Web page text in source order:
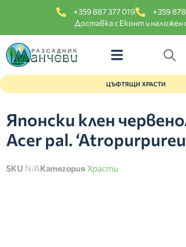
+359 887 377 019
+359
Доставка с Еконт и
ЦЪФТЯЩИ ХРАСТИ
Японски клен
Acer pal.
SKU N/AКатегория Храсти